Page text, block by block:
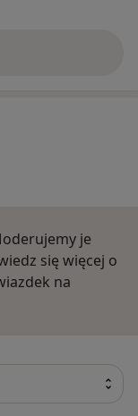
je
się więcej o
na